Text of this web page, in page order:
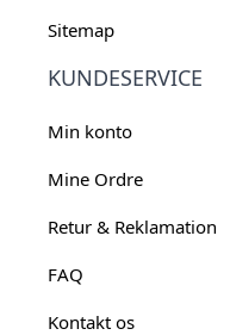
Sitemap
KUNDESERVICE
Min konto
Mine Ordre
Retur & Reklamation
FAQ
Kontakt os